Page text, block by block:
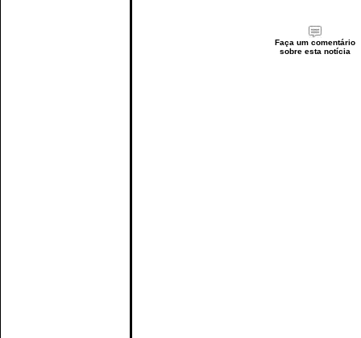
Faça um comentário
sobre esta notícia